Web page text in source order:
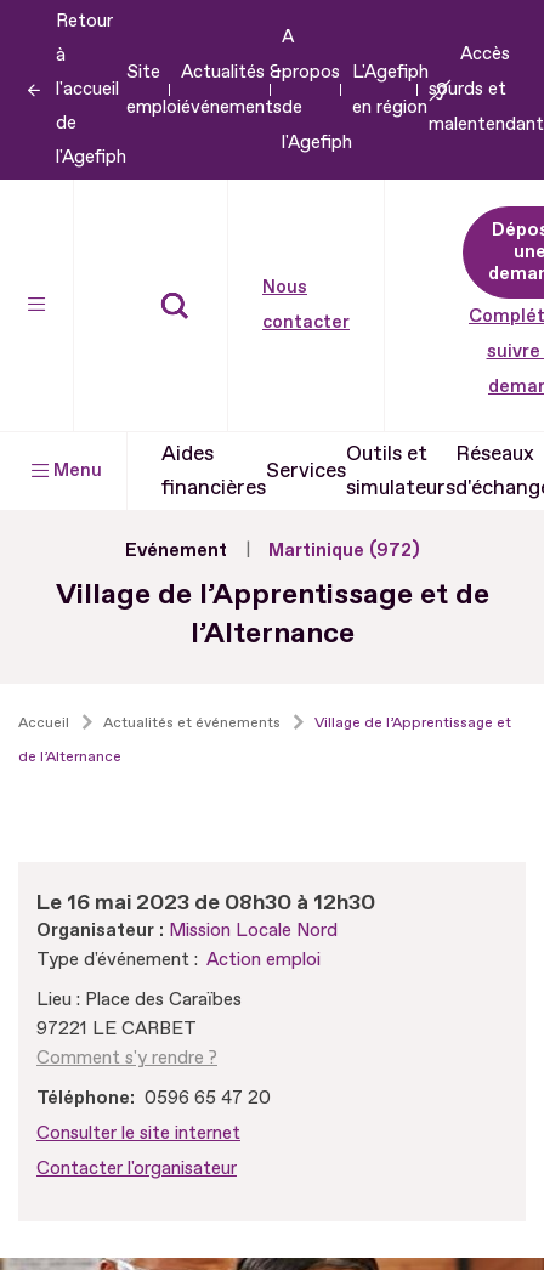
contenu
Retour
à
l'accueil
de
l'Agefiph
Site
emploi
Actualités &
événements
A
propos
de
l'Agefiph
L'Agefiph
en région
Accès
sourds et
Nous
contacter
suivre
Menu
Aides
financières
Services
Outils et
simulateurs
Réseaux
Evénement Martinique (972)
Village de l’Apprentissage et de
l’Alternance
Accueil Actualités et événements
Village de l’Apprentissage et
de l’Alternance
Le 16 mai 2023 de 08h30 à 12h30
Organisateur : Mission Locale Nord
Type d'événement : Action emploi
Lieu : Place des Caraïbes
97221 LE CARBET
Comment s'y rendre ?
Téléphone
0596 65 47 20
Consulter le site internet
Contacter l'organisateur